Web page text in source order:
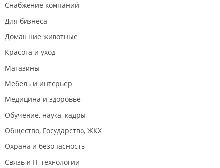
Снабжение компаний
Для бизнеса
Домашние животные
Красота и уход
Магазины
Мебель и интерьер
Медицина и здоровье
Обучение, наука, кадры
Общество, Государство, ЖКХ
Охрана и безопасность
Связь и IT технологии